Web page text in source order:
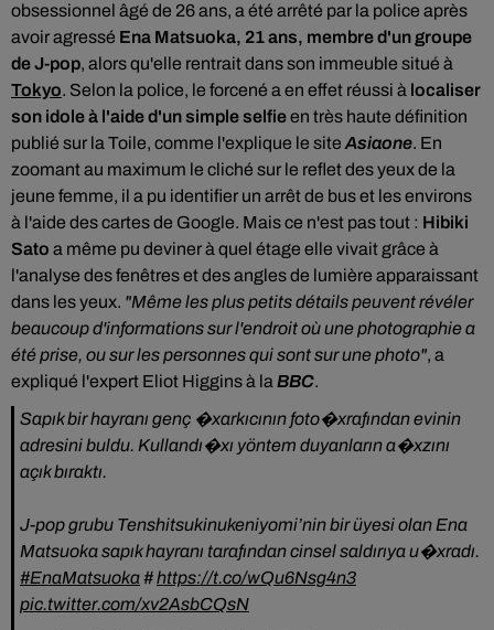
obsessionnel âgé de 26 ans, a été arrêté par la police après
avoir agressé Ena Matsuoka, 21 ans, membre d'un groupe
de J-pop, alors qu'elle rentrait dans son immeuble situé à
Tokyo. Selon la police, le forcené a en effet réussi à localiser
son idole à l'aide d'un simple selfieen très haute définition
publié sur la Toile, comme l'explique le site Asiaone. En
zoomant au maximum le cliché sur le reflet des yeux de la
jeune femme, il a pu identifier un arrêt de bus et les environs
à l'aide des cartes de Google. Mais ce n'est pas tout : Hibiki
Sato a même pu deviner à quel étage elle vivait grâce à
l'analyse des fenêtres et des angles de lumière apparaissant
dans les yeux. "Même les plus petits détails peuvent révéler
beaucoup d'informations sur l'endroit où une photographie a
été prise, ou sur les personnes qui sont sur une photo", a
expliqué l'expert Eliot Higgins à la BBC.
Sapık bir hayranı genç �xarkıcının foto�xrafından evinin
adresini buldu. Kullandı�xı yöntem duyanların a�xzını
açık bıraktı.
J-pop grubu Tenshitsukinukeniyomi’nin bir üyesi olan Ena
Matsuoka sapık hayranı tarafından cinsel saldırıya u�xradı.
#EnaMatsuoka#https://t.co/wQu6Nsg4n3
pic.twitter.com/xv2AsbCQsN